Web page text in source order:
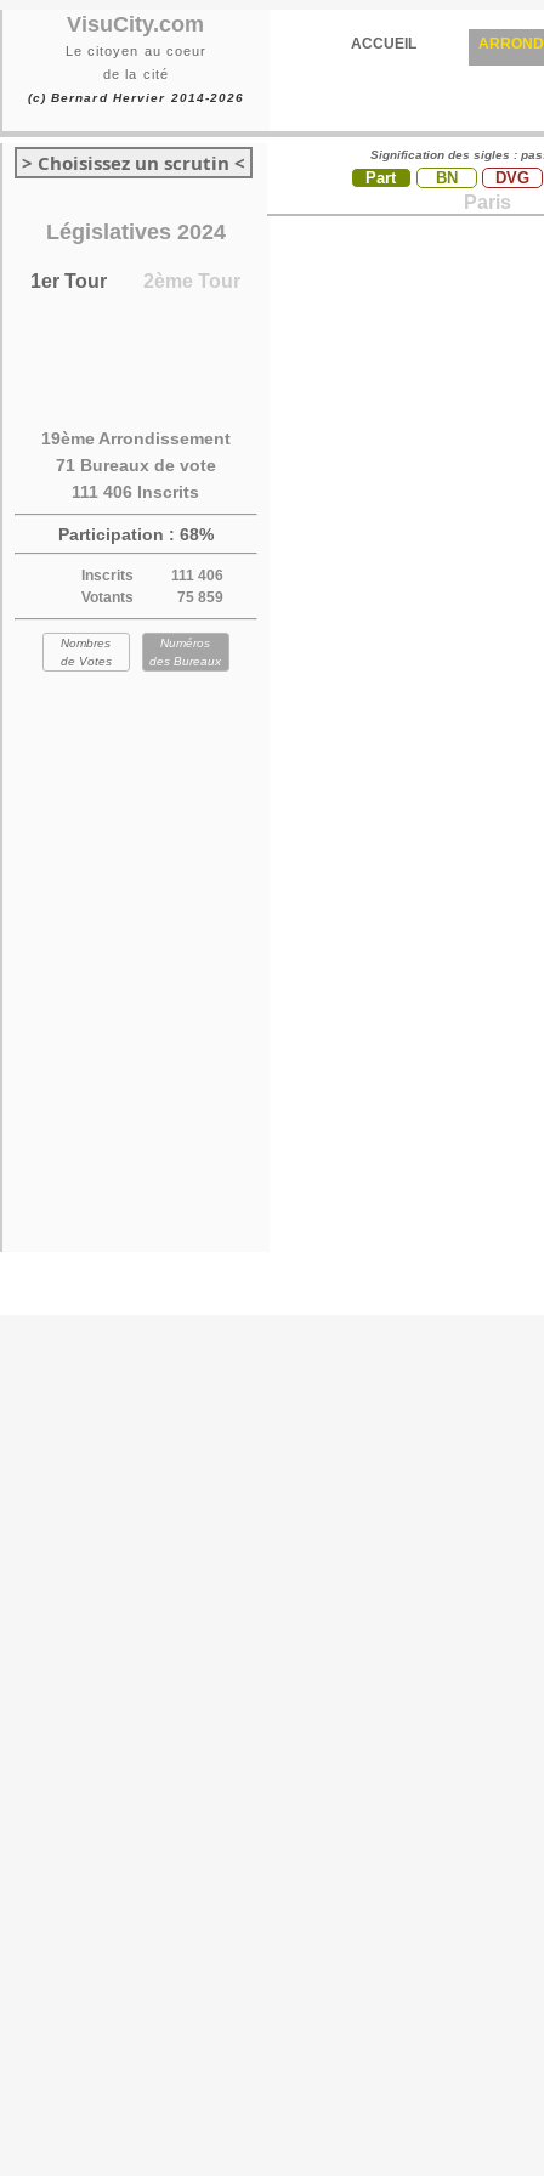
VisuCity.com
Le citoyen au coeur
de la cité
(c) Bernard Hervier 2014-2026
ACCUEIL
> Choisissez un scrutin <
Législatives 2024
1er Tour 2ème Tour
19ème Arrondissement
71 Bureaux de vote
111 406 Inscrits
Participation : 68%
Inscrits
111 406
Votants
75 859
Nombres
de Votes
Numéros
des Bureaux
Signification des sigles :
Part BN DVG
Paris